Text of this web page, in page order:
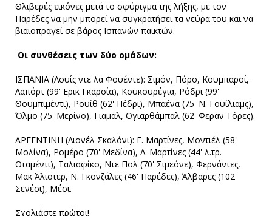
Θλιβερές εικόνες μετά το σφύριγμα της λήξης, με τον
Παρέδες να μην μπορεί να συγκρατήσει τα νεύρα του και να
βιαιοπραγεί σε βάρος Ισπανών παικτών.
Οι συνθέσεις των δύο ομάδων:
ΙΣΠΑΝΙΑ (Λουίς ντε λα Φουέντε): Σιμόν, Πόρο, Κουμπαρσί,
Λαπόρτ (99' Ερικ Γκαρσία), Κουκουρέγια, Ρόδρι (99'
Θουμπιμέντι), Ρουίθ (62' Πέδρι), Μπαένα (75' Ν. Γουίλιαμς),
Όλμο (75' Μερίνο), Γιαμάλ, Ογιαρθάμπαλ (62' Φεράν Τόρες).
ΑΡΓΕΝΤΙΝΗ (Λιονέλ Σκαλόνι): E. Μαρτίνες, Μοντιέλ (58'
Μολίνα), Ρομέρο (70' Μεδίνα), Λ. Μαρτίνες (44' λ.τρ.
Οταμέντι), Ταλιαφίκο, Ντε Πολ (70' Σιμεόνε), Φερνάντες,
Μακ Άλιστερ, N. Γκονζάλες (46' Παρέδες), Άλβαρες (102'
Σενέσι), Μέσι.
Σχολιάστε πρώτοι!